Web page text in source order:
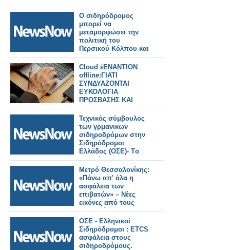
Ο σιδηρόδρομος
μπορεί να
μεταμορφώσει την
πολιτική του
Περσικού Κόλπου και
την παγκόσμια
ασφάλεια.
Cloud έΕΝΑΝΤΙΟΝ
offline:ΓΙΑΤΙ
ΣΥΝΔΥΑΖΟΝΤΑΙ
ΕΥΚΟΛΟΓΙΑ
ΠΡΟΣΒΑΣΗΣ ΚΑΙ
ΑΣΦΑΛΕΙΑ
Τεχνικός σύμβουλος
των γρμανικων
σιδηροδρόμων στην
Σιδηρόδρομοι
Ελλάδος (ΟΣΕ)- Tο
αντικείμενο της
συνεργασίας.
Μετρό Θεσσαλονίκης:
«Πάνω απ' όλα η
ασφάλεια των
επιβατών» – Νέες
εικόνες από τους
σταθμούς της
Καλαμαριάς.
ΟΣΕ - Ελληνικοί
Σιδηρόδρομοι : ETCS
ασφάλεια στους
σιδηροδρόμους.